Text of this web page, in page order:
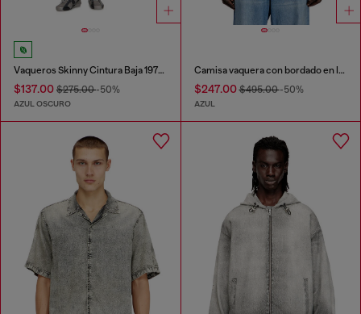
Vaqueros Skinny Cintura Baja 1979 Sleenker
$137.00 $275.00-50%
AZUL OSCURO
Camisa vaquera con bordado en la espalda
$247.00$495.00-50%
AZUL